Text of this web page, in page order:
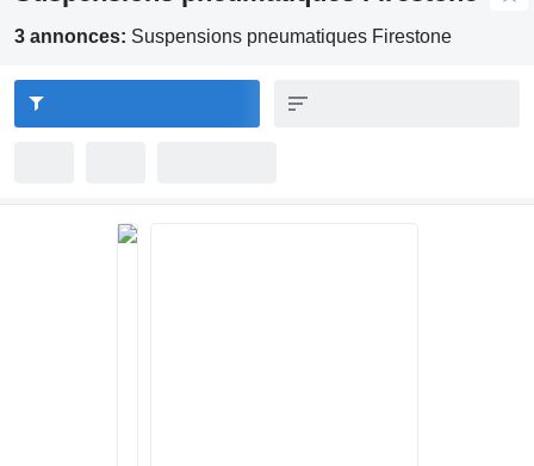
3 annonces: Suspensions pneumatiques Firestone